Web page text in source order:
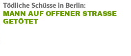
Tödliche Schüsse in Berlin:
MANN AUF OFFENER STRASSE G
ETÖTET